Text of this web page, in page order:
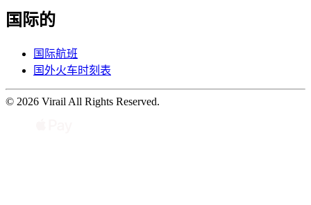
国际的
国际航班
国外火车时刻表
© 2026 Virail All Rights Reserved.